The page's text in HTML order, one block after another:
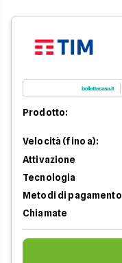
Prodotto:
Velocità (fino a):
Attivazione
Tecnologia
Metodi di pagamento
Chiamate